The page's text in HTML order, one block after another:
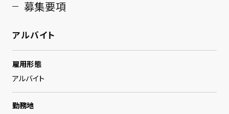
募集要項
アルバイト
雇用形態
アルバイト
勤務地